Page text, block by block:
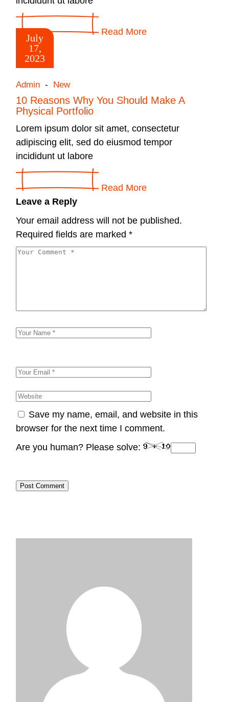
Read More
July
17,
2023
Admin New
10 Reasons Why You Should Make A
Physical Portfolio
Lorem ipsum dolor sit amet, consectetur
adipiscing elit, sed do eiusmod tempor
incididunt ut labore
Read More
Leave a Reply
Your email address will not be published.
Required fields are marked*
Save my name, email, and website in this
browser for the next time I comment.
Are you human? Please solve:
Post Comment